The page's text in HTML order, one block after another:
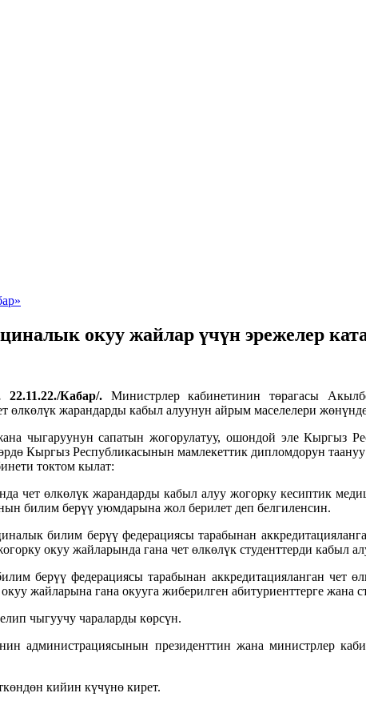
окуу жайлар үчүн эрежелер
Кабар/. Министрлер кабинетинин төрагасы
жарандарды кабыл алуунун айрым маселелери жөнүндө
чыгаруунун сапатын жогорулатуу, ошондой эле Кыргыз
Кыргыз Республикасынын мамлекеттик дипломдорун
токтом кылат:
чет өлкөлүк жарандарды кабыл алуу жогорку кесиптик
билим берүү уюмдарына жол берилет деп белгиленсин.
билим берүү федерациясы тарабынан
окуу жайларында гана чет өлкөлүк студенттерди кабыл
берүү федерациясы тарабынан аккредитацияланган чет
жайларына гана окууга жиберилген абитуриенттерге жана
чыгуучу чараларды көрсүн.
администрациясынын президенттин жана министрлер
кийин күчүнө кирет.